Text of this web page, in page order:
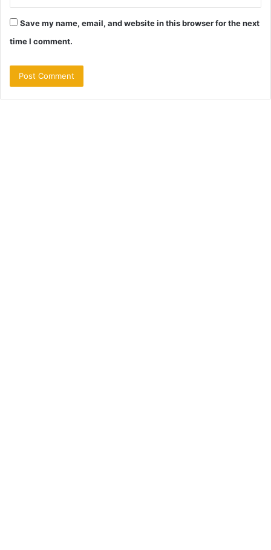
Save my name, email, and website in this browser for the next
time I comment.